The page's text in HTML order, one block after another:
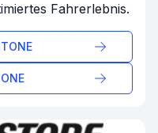
Fahrerlebnis.